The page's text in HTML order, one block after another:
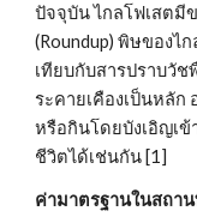
ปัจจุบัน ไกลโฟเสตมี
(Roundup) พิษของ
เทียบกับสารปราบวั
ระคายเคืองเป็นหลัก
หรือกินโดยบังเอิญเ
ชีวิตได้เช่นกัน [1]
ค่ามาตรฐานในสถา